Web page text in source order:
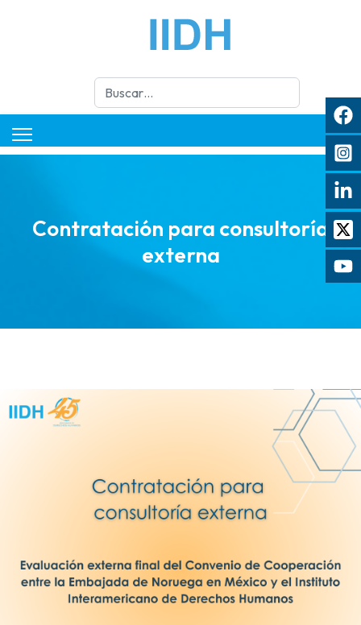
Buscar
Contratación para consultoría
externa